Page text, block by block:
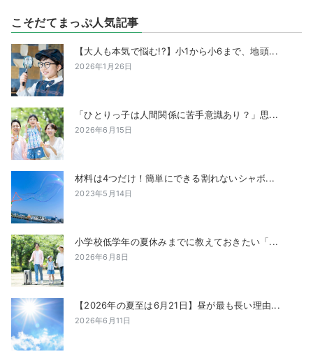
こそだてまっぷ人気記事
【大人も本気で悩む!?】小1から小6まで、地頭...
2026年1月26日
「ひとりっ子は人間関係に苦手意識あり？」思...
2026年6月15日
材料は4つだけ！簡単にできる割れないシャボ...
2023年5月14日
小学校低学年の夏休みまでに教えておきたい「...
2026年6月8日
【2026年の夏至は6月21日】昼が最も長い理由...
2026年6月11日